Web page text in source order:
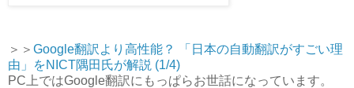
＞＞ Google翻訳より高性能？ 「日本の自動翻訳がすごい理
由」をNICT隅田氏が解説 (1/4)
PC上ではGoogle翻訳にもっぱらお世話になっています。